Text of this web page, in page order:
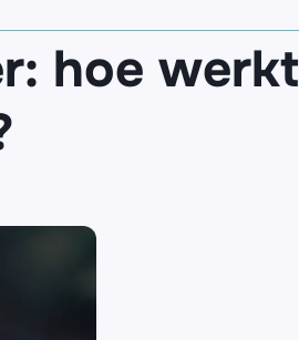
hoe werkt